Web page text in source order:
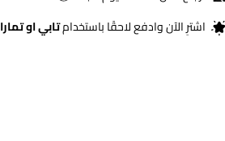
اشترِ الآن وادفع لاحقًا باستخدامتابي او تمارا